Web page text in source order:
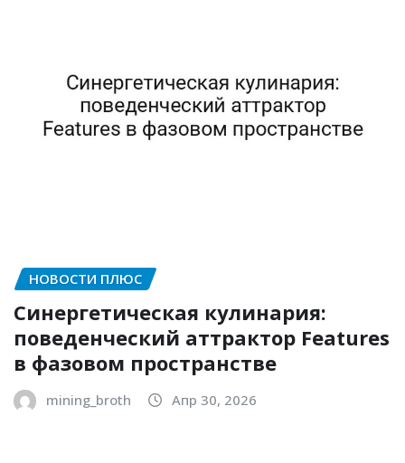
НОВОСТИ ПЛЮС
Синергетическая кулинария:
поведенческий аттрактор Features
в фазовом пространстве
mining_broth Апр 30, 2026